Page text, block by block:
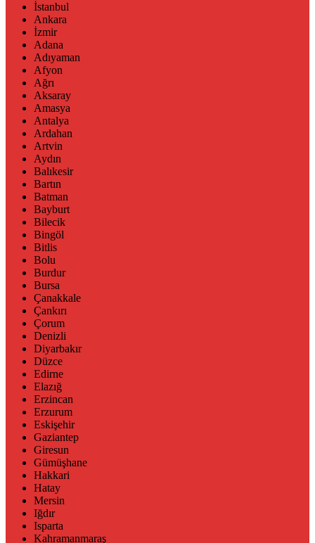
İstanbul
Ankara
İzmir
Adana
Adıyaman
Afyon
Ağrı
Aksaray
Amasya
Antalya
Ardahan
Artvin
Aydın
Balıkesir
Bartın
Batman
Bayburt
Bilecik
Bingöl
Bitlis
Bolu
Burdur
Bursa
Çanakkale
Çankırı
Çorum
Denizli
Diyarbakır
Düzce
Edirne
Elazığ
Erzincan
Erzurum
Eskişehir
Gaziantep
Giresun
Gümüşhane
Hakkari
Hatay
Mersin
Iğdır
Isparta
Kahramanmaraş